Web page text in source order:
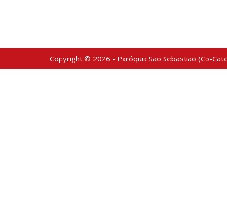
Copyright © 2026 - Paróquia São Sebastião (Co-